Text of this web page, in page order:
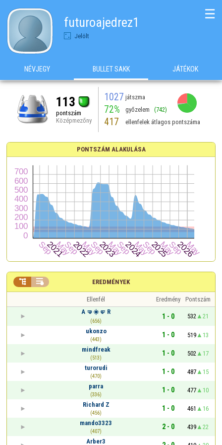
futuroajedrez1
Jelölt
☰
NÉVJEGY BULLET SAKK JÁTÉKOK
113
pontszám
Középmezőny
1027 játszma
72% győzelem (742)
417 ellenfelek átlagos pontszáma
PONTSZÁM ALAKULÁSA
EREDMÉNYEK
 
Ellenfél Eredmény
Pontszám
A 🤜☀️🤛 R
(656)
1 - 0 532
21
ukonzo
(443)
1 - 0 519
13
mindfreak
(513)
1 - 0 502
17
turorudi
(470)
1 - 0 487
15
parra
(336)
1 - 0 477
10
Richard Z
(456)
1 - 0 461
16
mando3323
(407)
2 - 0 439
22
Arber3